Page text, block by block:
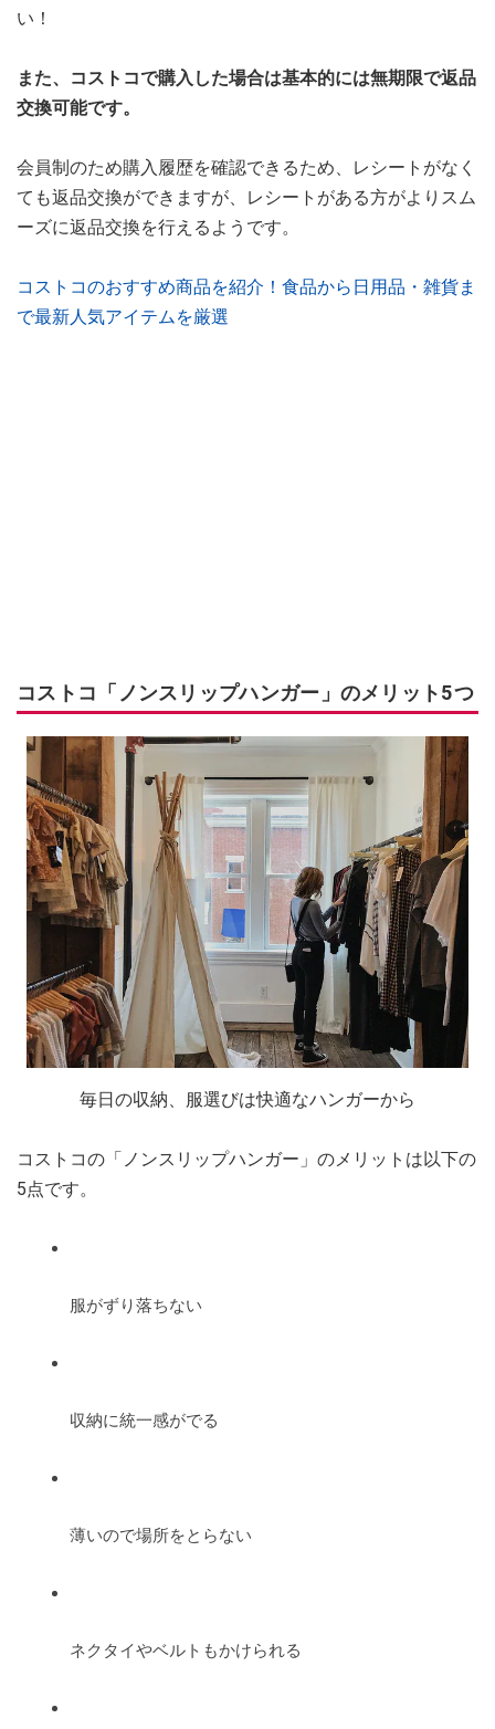
い！
また、コストコで購入した場合は基本的には無期限で返品
交換可能です。
会員制のため購入履歴を確認できるため、レシートがなく
ても返品交換ができますが、レシートがある方がよりスム
ーズに返品交換を行えるようです。
コストコのおすすめ商品を紹介！食品から日用品・雑貨ま
で最新人気アイテムを厳選
コストコ「ノンスリップハンガー」のメリット5つ
毎日の収納、服選びは快適なハンガーから
コストコの「ノンスリップハンガー」のメリットは以下の
5点です。
服がずり落ちない
収納に統一感がでる
薄いので場所をとらない
ネクタイやベルトもかけられる